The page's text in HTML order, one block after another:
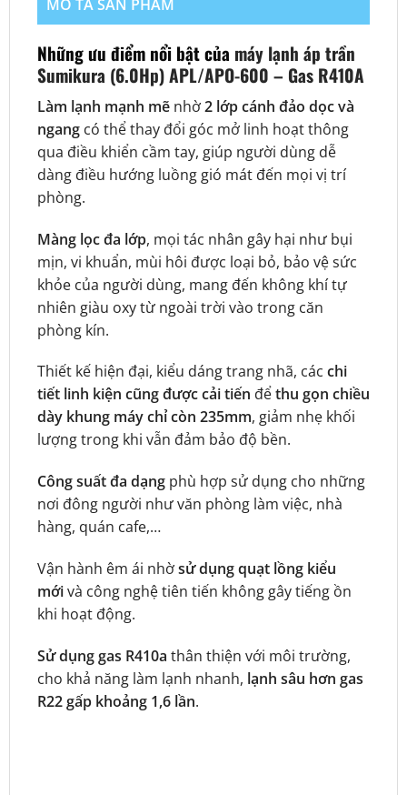
MÔ TẢ SẢN PHẨM
Những ưu điểm nổi bật của máy lạnh áp trần
Sumikura (6.0Hp) APL/APO-600 – Gas R410A
Làm lạnh mạnh mẽnhờ2 lớp cánh đảo dọc và
ngangcó thể thay đổi góc mở linh hoạt thông
qua điều khiển cầm tay, giúp người dùng dễ
dàng điều hướng luồng gió mát đến mọi vị trí
phòng.
Màng lọc đa lớp, mọi tác nhân gây hại như bụi
mịn, vi khuẩn, mùi hôi được loại bỏ, bảo vệ sức
khỏe của người dùng, mang đến không khí tự
nhiên giàu oxy từ ngoài trời vào trong căn
phòng kín.
Thiết kế hiện đại, kiểu dáng trang nhã, các chi
tiết linh kiện cũng được cải tiến đểthu gọn chiều
dày khung máy chỉ còn 235mm, giảm nhẹ khối
lượng trong khi vẫn đảm bảo độ bền.
Công suất đa dạng phù hợp sử dụng cho những
nơi đông người như văn phòng làm việc, nhà
hàng, quán cafe,…
Vận hành êm ái nhờsử dụng quạt lồng kiểu
mớivà công nghệ tiên tiến không gây tiếng ồn
khi hoạt động.
Sử dụng gas R410a thân thiện với môi trường,
cho khả năng làm lạnh nhanh, lạnh sâu hơn gas
R22 gấp khoảng 1,6 lần.